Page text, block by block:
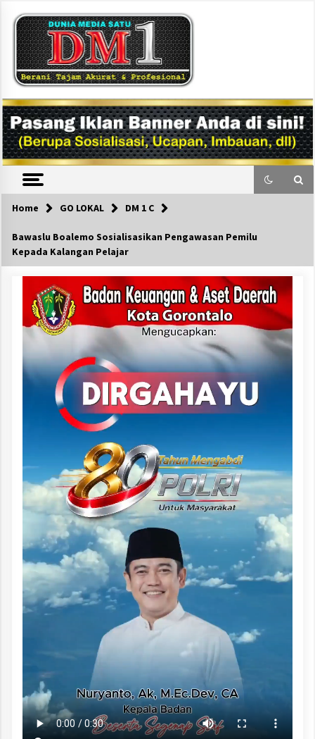
content
DM1
Home GO LOKAL DM 1 C
Bawaslu Boalemo Sosialisasikan Pengawasan Pemilu
Kepada Kalangan Pelajar